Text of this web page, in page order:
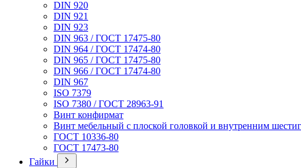
DIN 920
DIN 921
DIN 923
DIN 963 / ГОСТ 17475-80
DIN 964 / ГОСТ 17474-80
DIN 965 / ГОСТ 17475-80
DIN 966 / ГОСТ 17474-80
DIN 967
ISO 7379
ISO 7380 / ГОСТ 28963-91
Винт конфирмат
Винт мебельный с плоской головкой и внутренним
ГОСТ 10336-80
ГОСТ 17473-80
Гайки